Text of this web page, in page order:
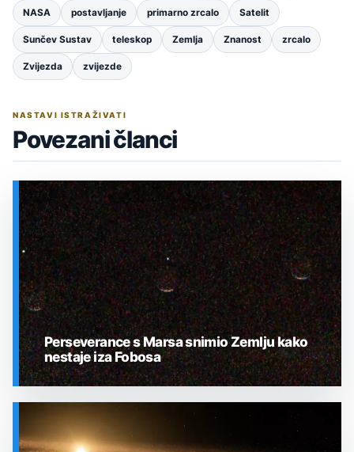
NASA postavljanje primarno zrcalo Satelit
Sunčev Sustav teleskop Zemlja Znanost zrcalo
Zvijezda zvijezde
NASTAVI ISTRAŽIVATI
Povezani članci
SVEMIR
Perseverance s Marsa snimio Zemlju kako
nestaje iza Fobosa